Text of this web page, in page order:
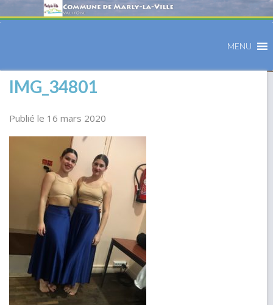
MENU
IMG_34801
Publié le 16 mars 2020